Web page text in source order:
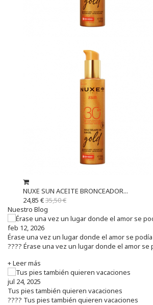
NUXE SUN ACEITE BRONCEADOR...
24,85 €35,50 €
Nuestro Blog
feb 12, 2026
Érase una vez un lugar donde el amor se
???? Érase una vez un lugar donde el amor se
+ Leer más
jul 24, 2025
Tus pies también quieren vacaciones
???? Tus pies también quieren vacaciones